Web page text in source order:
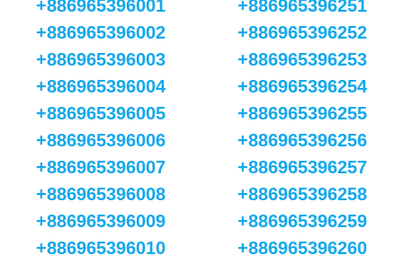
+886965396001
+886965396002
+886965396003
+886965396004
+886965396005
+886965396006
+886965396007
+886965396008
+886965396009
+886965396010
+886965396251
+886965396252
+886965396253
+886965396254
+886965396255
+886965396256
+886965396257
+886965396258
+886965396259
+886965396260